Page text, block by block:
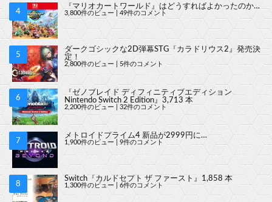
『マリオカートワールド』はどうすればよかったのか…
3,800件のビュー 49件のコメント
ダークゴシックな2D弾幕STG『カラドリウス2』発売決
定！
2,800件のビュー |5件のコメント
『ゼノブレイド ディフィニティブエディション
Nintendo Switch 2 Edition』3,713 本
2,200件のビュー |32件のコメント
メトロイドプライム4 新品が2999円に…
1,900件のビュー 9件のコメント
Switch『カルドセプト ザ ファースト』1,858 本
1,300件のビュー |6件のコメント